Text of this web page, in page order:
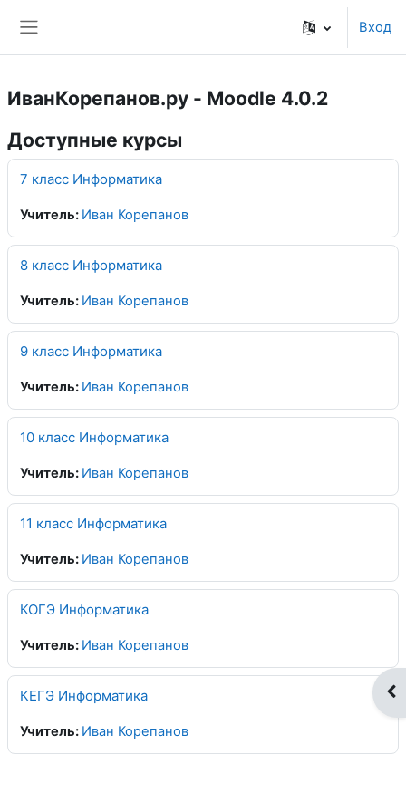
Вход
ИванКорепанов.ру - Moodle 4.0.2
Доступные курсы
7 класс Информатика
Учитель: Иван Корепанов
8 класс Информатика
Учитель: Иван Корепанов
9 класс Информатика
Учитель: Иван Корепанов
10 класс Информатика
Учитель: Иван Корепанов
11 класс Информатика
Учитель: Иван Корепанов
КОГЭ Информатика
Учитель: Иван Корепанов
КЕГЭ Информатика
Учитель: Иван Корепанов